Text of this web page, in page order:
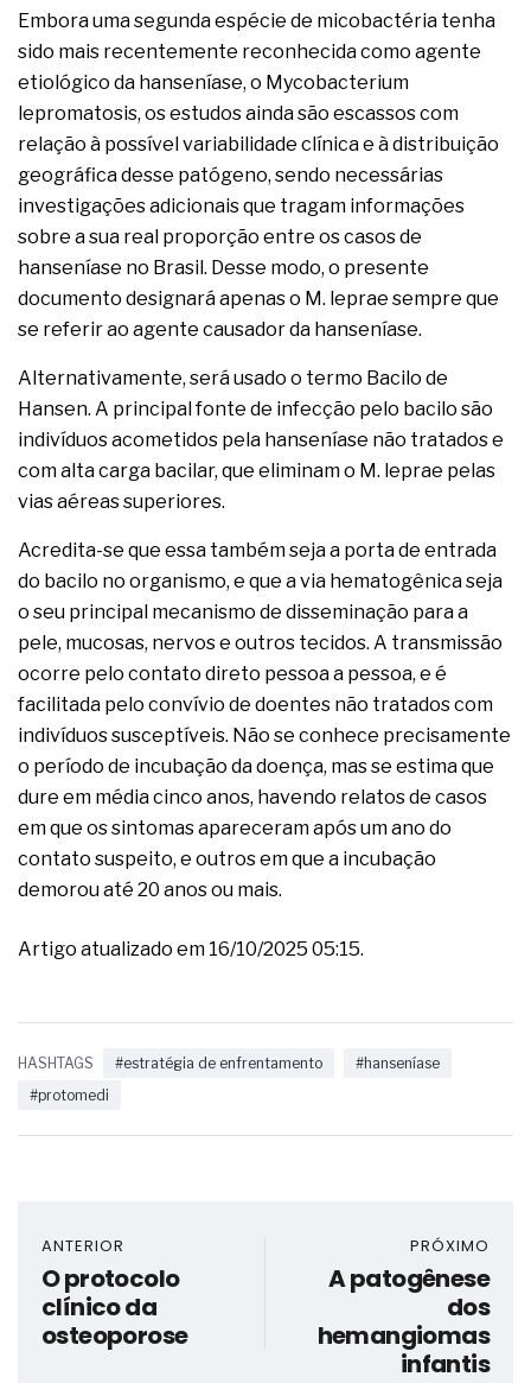
Embora uma segunda espécie de micobactéria tenha
sido mais recentemente reconhecida como agente
etiológico da hanseníase, o Mycobacterium
lepromatosis, os estudos ainda são escassos com
relação à possível variabilidade clínica e à distribuição
geográfica desse patógeno, sendo necessárias
investigações adicionais que tragam informações
sobre a sua real proporção entre os casos de
hanseníase no Brasil. Desse modo, o presente
documento designará apenas o M. leprae sempre que
se referir ao agente causador da hanseníase.
Alternativamente, será usado o termo Bacilo de
Hansen. A principal fonte de infecção pelo bacilo são
indivíduos acometidos pela hanseníase não tratados e
com alta carga bacilar, que eliminam o M. leprae pelas
vias aéreas superiores.
Acredita-se que essa também seja a porta de entrada
do bacilo no organismo, e que a via hematogênica seja
o seu principal mecanismo de disseminação para a
pele, mucosas, nervos e outros tecidos. A transmissão
ocorre pelo contato direto pessoa a pessoa, e é
facilitada pelo convívio de doentes não tratados com
indivíduos susceptíveis. Não se conhece precisamente
o período de incubação da doença, mas se estima que
dure em média cinco anos, havendo relatos de casos
em que os sintomas apareceram após um ano do
contato suspeito, e outros em que a incubação
demorou até 20 anos ou mais.
Artigo atualizado em 16/10/2025 05:15.
HASHTAGS #estratégia de enfrentamento
#hanseníase
#protomedi
ANTERIOR
O protocolo
clínico da
osteoporose
PRÓXIMO
A patogênese
dos
hemangiomas
infantis